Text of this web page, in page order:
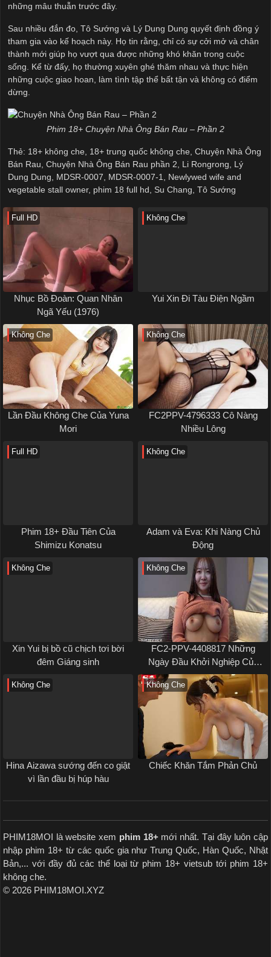
những mâu thuẫn trước đây.
Sau nhiều đắn đo, Tô Sướng và Lý Dung Dung quyết định đồng ý
tham gia vào kế hoạch này. Họ tin rằng, chỉ có sự cởi mở và chân
thành mới giúp họ vượt qua được những khó khăn trong cuộc
sống. Kể từ đấy, họ thường xuyên ghé thăm nhau và thực hiện
những cuộc giao hoan, làm tình tập thể bất tận và không có điểm
dừng.
Phim 18+ Chuyện Nhà Ông Bán Rau – Phần 2
Thẻ: 18+ không che 18+ trung quốc không che Chuyện Nhà Ông
Bán Rau Chuyện Nhà Ông Bán Rau phần 2 Li Rongrong
Lý
Dung Dung
MDSR-0007 MDSR-0007-1
Newlywed wife and
vegetable stall owner, phim 18 full hd Su Chang Tô Sướng
Full HD
Nhục Bồ Đoàn: Quan Nhân
Ngã Yếu (1976)
Không Che
Yui Xin Đi Tàu Điện Ngầm
Không Che
Lần Đầu Không Che Của Yuna
Mori
Không Che
FC2PPV-4796333 Cô Nàng
Nhiều Lông
Full HD
Phim 18+ Đầu Tiên Của
Shimizu Konatsu
Không Che
Adam và Eva: Khi Nàng Chủ
Động
Không Che
Xin Yui bị bồ cũ chịch tơi bời
đêm Giáng sinh
Không Che
FC2-PPV-4408817 Những
Ngày Đầu Khởi Nghiệp Của
Kotone Ayase
Không Che
Hina Aizawa sướng đến co giật
vì lần đầu bị húp hàu
Không Che
Chiếc Khăn Tắm Phản Chủ
PHIM18MOI là website xem phim 18+mới nhất. Tại đây luôn cập
nhập phim 18+ từ các quốc gia như Trung Quốc, Hàn Quốc, Nhật
Bản,... với đầy đủ các thể loại từ phim 18+ vietsub tới phim 18+
không che.
© 2026 PHIM18MOI.XYZ